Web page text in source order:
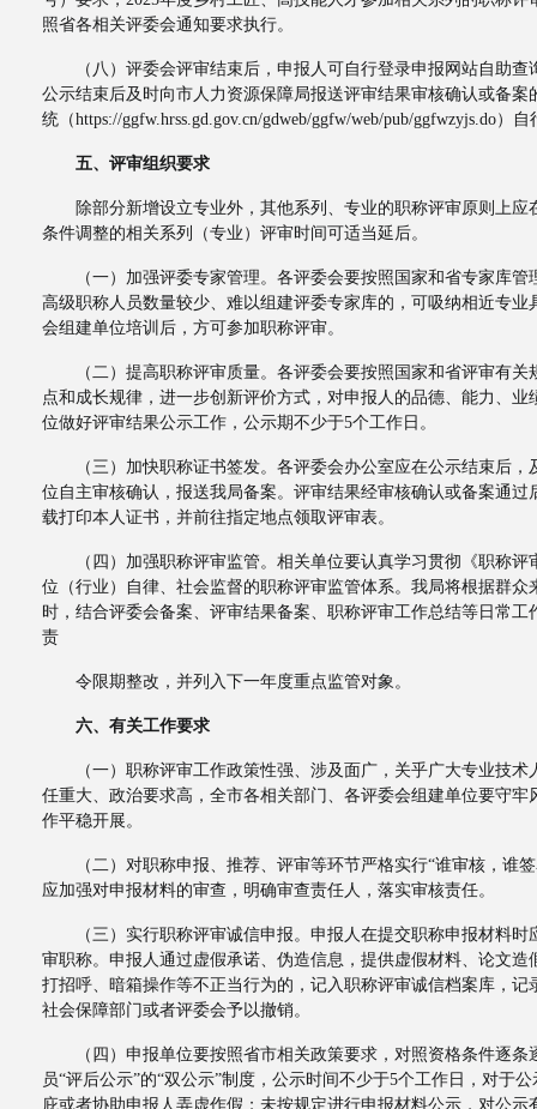
照省各相关评委会通知要求执行。
（八）评委会评审结束后，申报人可自行登录申报网站自助查
公示结束后及时向市人力资源保障局报送评审结果审核确认或备
统（https://ggfw.hrss.gd.gov.cn/gdweb/ggfw/web/pub/ggfwzyjs.do）
五、评审组织要求
除部分新增设立专业外，其他系列、专业的职称评审原则上应
条件调整的相关系列（专业）评审时间可适当延后。
（一）加强评委专家管理。各评委会要按照国家和省专家库管
高级职称人员数量较少、难以组建评委专家库的，可吸纳相近专
会组建单位培训后，方可参加职称评审。
（二）提高职称评审质量。各评委会要按照国家和省评审有关
点和成长规律，进一步创新评价方式，对申报人的品德、能力、
位做好评审结果公示工作，公示期不少于5个工作日。
（三）加快职称证书签发。各评委会办公室应在公示结束后，
位自主审核确认，报送我局备案。评审结果经审核确认或备案通
载打印本人证书，并前往指定地点领取评审表。
（四）加强职称评审监管。相关单位要认真学习贯彻《职称评
位（行业）自律、社会监督的职称评审监管体系。我局将根据群
时，结合评委会备案、评审结果备案、职称评审工作总结等日常
责
令限期整改，并列入下一年度重点监管对象。
六、有关工作要求
（一）职称评审工作政策性强、涉及面广，关乎广大专业技术
任重大、政治要求高，全市各相关部门、各评委会组建单位要守
作平稳开展。
（二）对职称申报、推荐、评审等环节严格实行“谁审核，谁签
应加强对申报材料的审查，明确审查责任人，落实审核责任。
（三）实行职称评审诚信申报。申报人在提交职称申报材料时
审职称。申报人通过虚假承诺、伪造信息，提供虚假材料、论文
打招呼、暗箱操作等不正当行为的，记入职称评审诚信档案库，
社会保障部门或者评委会予以撤销。
（四）申报单位要按照省市相关政策要求，对照资格条件逐条
员“评后公示”的“双公示”制度，公示时间不少于5个工作日，对于
庇或者协助申报人弄虚作假；未按规定进行申报材料公示，对公